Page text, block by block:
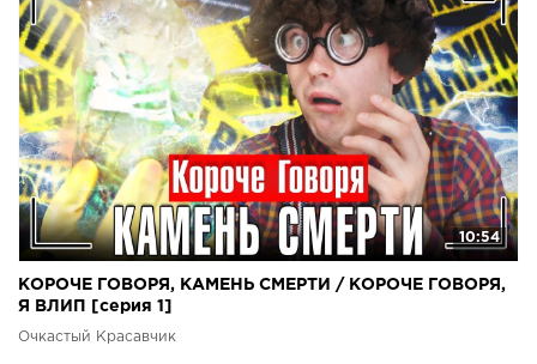
10:54
КОРОЧЕ ГОВОРЯ, КАМЕНЬ СМЕРТИ / КОРОЧЕ ГОВОРЯ,
Я ВЛИП [серия 1]
Очкастый Красавчик